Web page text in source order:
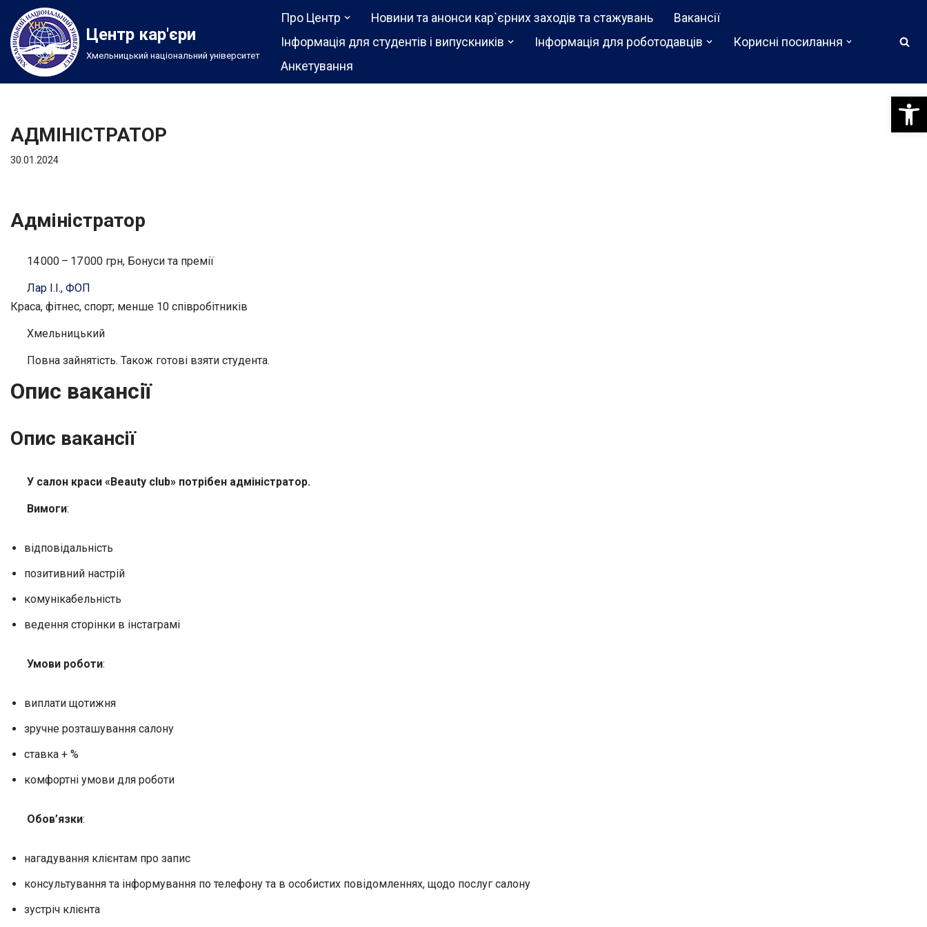
Перейти
до
вмісту
Центр кар'єри
Хмельницький національний університет
Про Центр Новини та анонси кар`єрних заходів та стажувань
Вакансії
Інформація для студентів і випускників
Інформація для роботодавців
Корисні посилання
Анкетування
АДМІНІСТРАТОР
30.01.2024
Адміністратор
14 000 – 17 000 грн, Бонуси та премії
Лар І.І., ФОП
Краса, фітнес, спорт; менше 10 співробітників
Хмельницький
Повна зайнятість. Також готові взяти студента.
Опис вакансії
Опис вакансії
У салон краси «Beauty club» потрібен адміністратор.
Вимоги:
відповідальність
позитивний настрій
комунікабельність
ведення сторінки в інстаграмі
Умови роботи:
виплати щотижня
зручне розташування салону
ставка + %
комфортні умови для роботи
Обов’язки:
нагадування клієнтам про запис
консультування та інформування по телефону та в особистих повідомленнях, щодо послуг салону
зустріч клієнта